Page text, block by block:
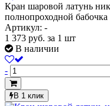
Кран шаровой латунь
полнопроходной
Артикул: -
1 373 руб. за 1 шт
В наличии
-
В 1 клик